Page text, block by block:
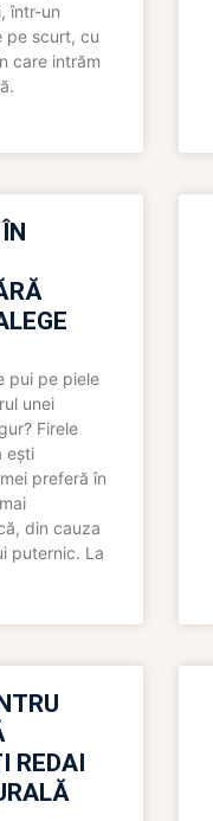
într-un
pe scurt, cu
care intrăm
pui pe piele
unei
Firele
ești
preferă în
din cauza
puternic. La
REDAI